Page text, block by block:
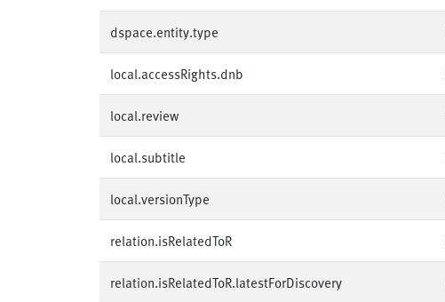
dspace.entity.type
local.accessRights.dnb
local.review
local.subtitle
local.versionType
relation.isRelatedToR
relation.isRelatedToR.latestForDiscovery